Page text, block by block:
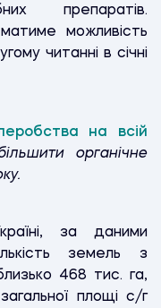
препаратів.
можливість
читанні в січні
на всій
органічне
за даними
земель з
468 тис. га,
площі с/г